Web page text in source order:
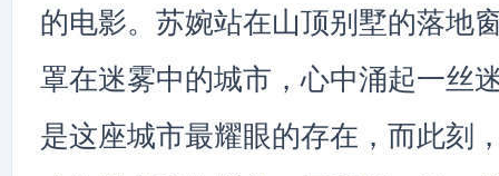
的电影。苏婉站在山顶别墅的落地
罩在迷雾中的城市，心中涌起一丝
是这座城市最耀眼的存在，而此刻